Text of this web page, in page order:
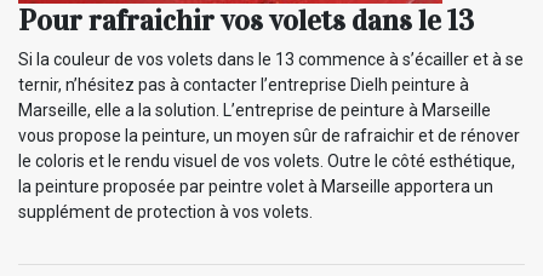
Pour rafraichir vos volets dans le 13
Si la couleur de vos volets dans le 13 commence à s’écailler et à se
ternir, n’hésitez pas à contacter l’entreprise Dielh peinture à
Marseille, elle a la solution. L’entreprise de peinture à Marseille
vous propose la peinture, un moyen sûr de rafraichir et de rénover
le coloris et le rendu visuel de vos volets. Outre le côté esthétique,
la peinture proposée par peintre volet à Marseille apportera un
supplément de protection à vos volets.